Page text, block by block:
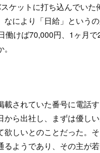
ケットに打ち込んでいた
なにより「日給」という
働けば70,000円、1ヶ月で
載されていた番号に電話
から出社し、まずは優し
欲しいとのことだった。
るようであり、その主が